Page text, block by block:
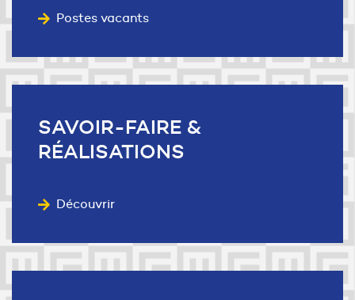
Postes vacants
SAVOIR-FAIRE &
RÉALISATIONS
Découvrir